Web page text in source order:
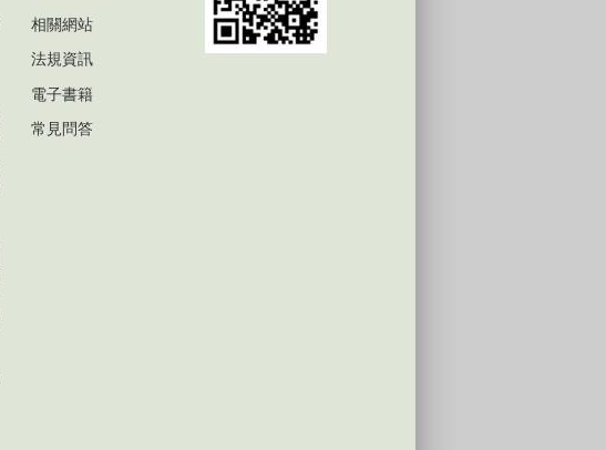
相關網站
法規資訊
電子書籍
常見問答